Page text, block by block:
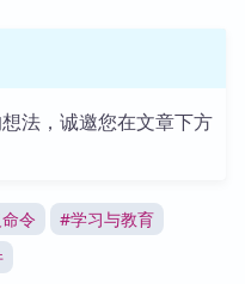
法，诚邀您在文章下方
令 #学习与教育